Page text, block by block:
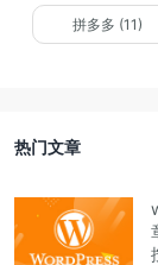
拼多多 (11)
热门文章